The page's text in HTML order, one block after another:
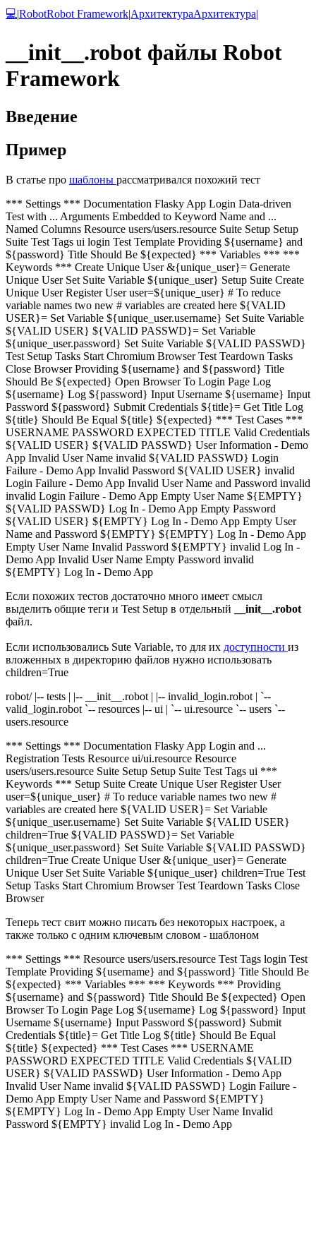
💻|RobotRobot Framework|АрхитектураАрхитектура|
__init__.robot файлы Robot
Framework
Введение
Пример
В статье про шаблоны рассматривался похожий тест
*** Settings *** Documentation Flasky App Login Data-driven
Test with ... Arguments Embedded to Keyword Name and ...
Named Columns Resource users/users.resource Suite Setup Setup
Suite Test Tags ui login Test Template Providing ${username} and
${password} Title Should Be ${expected} *** Variables *** ***
Keywords *** Create Unique User &{unique_user}= Generate
Unique User Set Suite Variable ${unique_user} Setup Suite Create
Unique User Register User user=${unique_user} # To reduce
variable names two new # variables are created here ${VALID
USER}= Set Variable ${unique_user.username} Set Suite Variable
${VALID USER} ${VALID PASSWD}= Set Variable
${unique_user.password} Set Suite Variable ${VALID PASSWD}
Test Setup Tasks Start Chromium Browser Test Teardown Tasks
Close Browser Providing ${username} and ${password} Title
Should Be ${expected} Open Browser To Login Page Log
${username} Log ${password} Input Username ${username} Input
Password ${password} Submit Credentials ${title}= Get Title Log
${title} Should Be Equal ${title} ${expected} *** Test Cases ***
USERNAME PASSWORD EXPECTED TITLE Valid Credentials
${VALID USER} ${VALID PASSWD} User Information - Demo
App Invalid User Name invalid ${VALID PASSWD} Login
Failure - Demo App Invalid Password ${VALID USER} invalid
Login Failure - Demo App Invalid User Name and Password invalid
invalid Login Failure - Demo App Empty User Name ${EMPTY}
${VALID PASSWD} Log In - Demo App Empty Password
${VALID USER} ${EMPTY} Log In - Demo App Empty User
Name and Password ${EMPTY} ${EMPTY} Log In - Demo App
Empty User Name Invalid Password ${EMPTY} invalid Log In -
Demo App Invalid User Name Empty Password invalid
${EMPTY} Log In - Demo App
Если похожих тестов достаточно много имеет смысл
выделить общие теги и Test Setup в отдельный
__init__.robot
файл.
Если использовались Sute Variable, то для их доступности из
вложенных в директорию файлов нужно использовать
children=True
robot/ |-- tests | |-- __init__.robot | |-- invalid_login.robot | `--
valid_login.robot `-- resources |-- ui | `-- ui.resource `-- users `--
users.resource
*** Settings *** Documentation Flasky App Login and ...
Registration Tests Resource ui/ui.resource Resource
users/users.resource Suite Setup Setup Suite Test Tags ui ***
Keywords *** Setup Suite Create Unique User Register User
user=${unique_user} # To reduce variable names two new #
variables are created here ${VALID USER}= Set Variable
${unique_user.username} Set Suite Variable ${VALID USER}
children=True ${VALID PASSWD}= Set Variable
${unique_user.password} Set Suite Variable ${VALID PASSWD}
children=True Create Unique User &{unique_user}= Generate
Unique User Set Suite Variable ${unique_user} children=True Test
Setup Tasks Start Chromium Browser Test Teardown Tasks Close
Browser
Теперь тест свит можно писать без некоторых настроек, а
также только с одним ключевым словом - шаблоном
*** Settings *** Resource users/users.resource Test Tags login Test
Template Providing ${username} and ${password} Title Should Be
${expected} *** Variables *** *** Keywords *** Providing
${username} and ${password} Title Should Be ${expected} Open
Browser To Login Page Log ${username} Log ${password} Input
Username ${username} Input Password ${password} Submit
Credentials ${title}= Get Title Log ${title} Should Be Equal
${title} ${expected} *** Test Cases *** USERNAME
PASSWORD EXPECTED TITLE Valid Credentials ${VALID
USER} ${VALID PASSWD} User Information - Demo App
Invalid User Name invalid ${VALID PASSWD} Login Failure -
Demo App Empty User Name and Password ${EMPTY}
${EMPTY} Log In - Demo App Empty User Name Invalid
Password ${EMPTY} invalid Log In - Demo App